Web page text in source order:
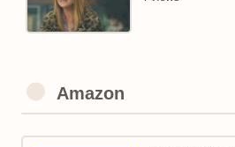
Amazon